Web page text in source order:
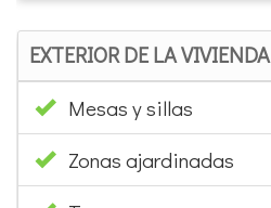
EXTERIOR DE LA VIVIENDA
Mesas y sillas
Zonas ajardinadas